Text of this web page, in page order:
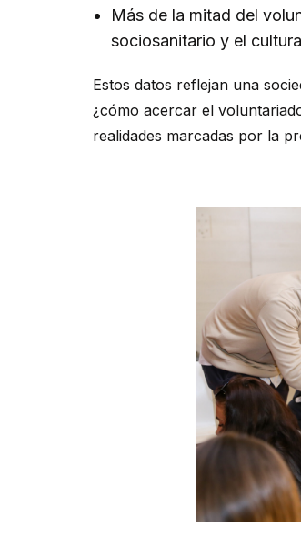
Más de la mitad del
sociosanitario y el
Estos datos reflejan una
¿cómo acercar el
realidades marcadas por la